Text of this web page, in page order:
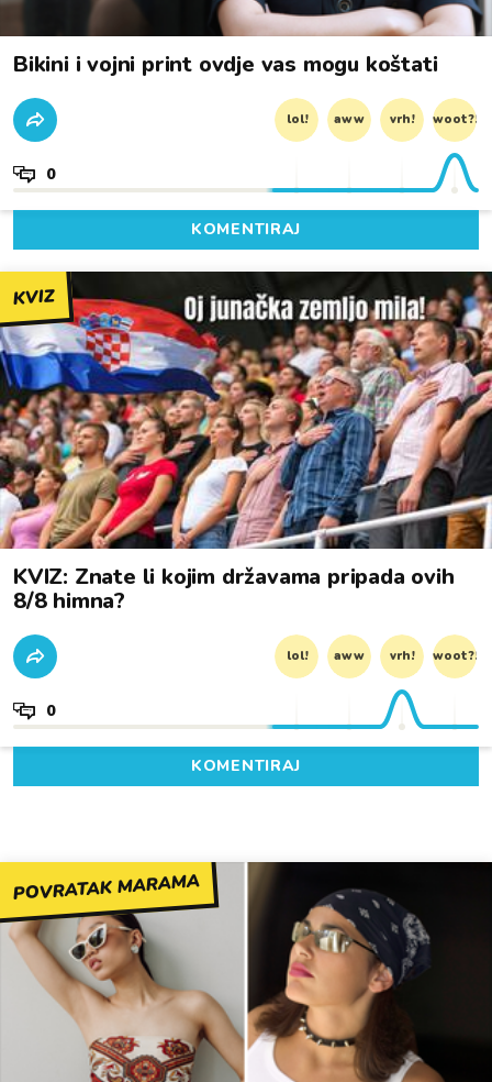
Bikini i vojni print ovdje vas mogu koštati
lol! aww vrh! woot?!
0
KOMENTIRAJ
KVIZ
KVIZ: Znate li kojim državama pripada ovih
8/8 himna?
lol! aww vrh! woot?!
0
KOMENTIRAJ
POVRATAK MARAMA